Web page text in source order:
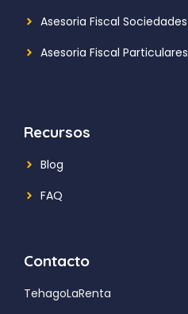
Asesoria Fiscal Sociedades
Asesoria Fiscal Particulares
Recursos
Blog
FAQ
Contacto
TehagoLaRenta